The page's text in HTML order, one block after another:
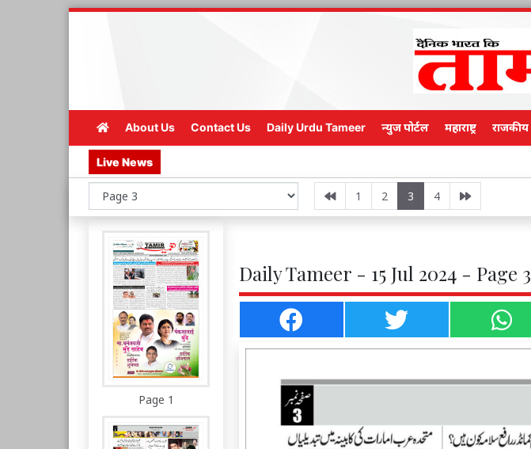
About Us Contact Us Daily Urdu Tameer न्युज पोर्टल महाराष्ट्र राजकीय
Live News
1 2 3 4
Page 1
Daily Tameer - 15 Jul 2024 - Page 3